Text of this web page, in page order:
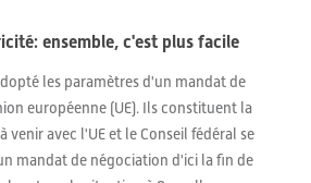
ensemble, c'est plus facile
les paramètres d'un mandat de
européenne (UE). Ils constituent la
venir avec l'UE et le Conseil fédéral se
mandat de négociation d'ici la fin de